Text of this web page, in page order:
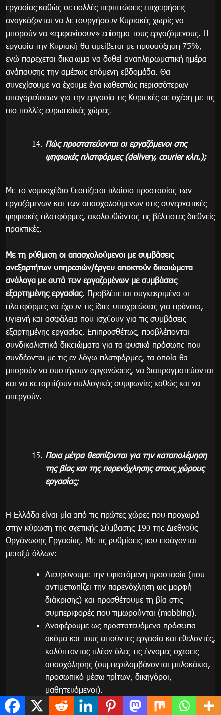
εργασίας καθώς σε πολλές περιπτώσεις επιχειρήσεις
αναγκάζονται να λειτουργήσουν Κυριακές χωρίς να
μπορούν να «εμφανίσουν» επίσημα τους εργαζόμενους. Η
εργασία την Κυριακή θα αμείβεται με προσαύξηση 75%,
ενώ παρέχεται δικαίωμα να δοθεί αναπληρωματική ημέρα
ανάπαυσης την αμέσως επόμενη εβδομάδα. Θα
συνεχίσουμε να έχουμε ένα καθεστώς περισσότερων
απαγορεύσεων για την εργασία τις Κυριακές σε σχέση με τις
πιο πολλές ευρωπαϊκές χώρες.
Πώς προστατεύονται οι εργαζόμενοι στις
ψηφιακές πλατφόρμες (delivery, courier κλπ.);
Με το νομοσχέδιο θεσπίζεται πλαίσιο προστασίας των
εργαζόμενων και των απασχολούμενων στις συνεργατικές
ψηφιακές πλατφόρμες, ακολουθώντας τις βέλτιστες διεθνείς
πρακτικές.
Με τη ρύθμιση οι απασχολούμενοι με συμβάσεις
ανεξαρτήτων υπηρεσιών/έργου αποκτούν δικαιώματα
ανάλογα με αυτά των εργαζομένων με συμβάσεις
εξαρτημένης εργασίας. Προβλέπεται συγκεκριμένα οι
πλατφόρμες να έχουν τις ίδιες υποχρεώσεις για πρόνοια,
υγιεινή και ασφάλεια που ισχύουν για τις συμβάσεις
εξαρτημένης εργασίας. Επιπροσθέτως, προβλέπονται
συνδικαλιστικά δικαιώματα για τα φυσικά πρόσωπα που
συνδέονται με τις εν λόγω πλατφόρμες, τα οποία θα
μπορούν να συστήνουν οργανώσεις, να διαπραγματεύονται
και να καταρτίζουν συλλογικές συμφωνίες καθώς και να
απεργούν.
Ποια μέτρα θεσπίζονται για την καταπολέμηση
της βίας και της παρενόχλησης στους χώρους
εργασίας;
Η Ελλάδα είναι μία από τις πρώτες χώρες που προχωρά
στην κύρωση της σχετικής Σύμβασης 190 της Διεθνούς
Οργάνωσης Εργασίας. Με τις ρυθμίσεις που εισάγονται
μεταξύ άλλων:
Διευρύνουμε την υφιστάμενη προστασία (που
αντιμετωπίζει την παρενόχληση ως μορφή
διάκρισης) και προσθέτουμε τη βία στις
συμπεριφορές που τιμωρούνται (mobbing).
Αναφέρουμε ως προστατευόμενα πρόσωπα
ακόμα και τους αιτούντες εργασία και εθελοντές,
καλύπτοντας πλέον όλες τις έννομες σχέσεις
απασχόλησης (συμπεριλαμβάνονται μπλοκάκια,
προσωπικό μέσω τρίτων, δικηγόροι,
μαθητευόμενοι).
Θεσμοθετούμε την υποχρέωση του εργοδότη